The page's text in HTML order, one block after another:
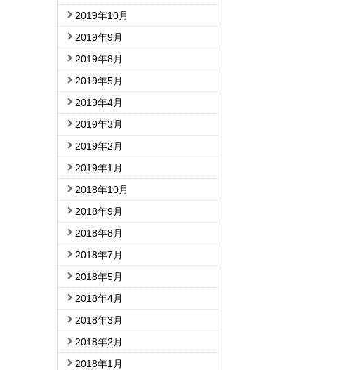
2019年10月
2019年9月
2019年8月
2019年5月
2019年4月
2019年3月
2019年2月
2019年1月
2018年10月
2018年9月
2018年8月
2018年7月
2018年5月
2018年4月
2018年3月
2018年2月
2018年1月